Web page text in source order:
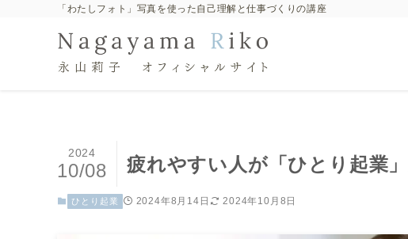
「わたしフォト」写真を使った自己理解と仕事づくりの講座
疲れやすい人が「ひとり起業
2024
10/08
ひとり起業 2024年8月14日 2024年10月8日